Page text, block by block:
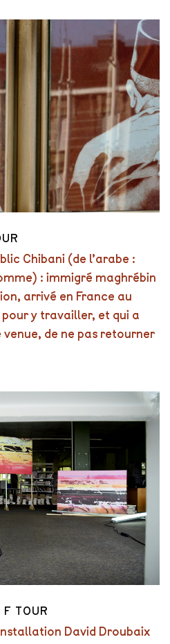
Chibani (de l’arabe :
: immigré maghrébin
arrivé en France au
pour y travailler, et qui a
de ne pas retourner
F TOUR
David Droubaix